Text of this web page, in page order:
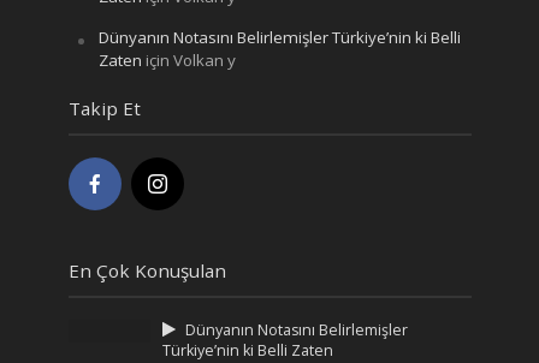
Dünyanın Notasını Belirlemişler Türkiye’nin ki Belli
Zaten için Volkan y
Takip Et
En Çok Konuşulan
Dünyanın Notasını Belirlemişler
Türkiye’nin ki Belli Zaten